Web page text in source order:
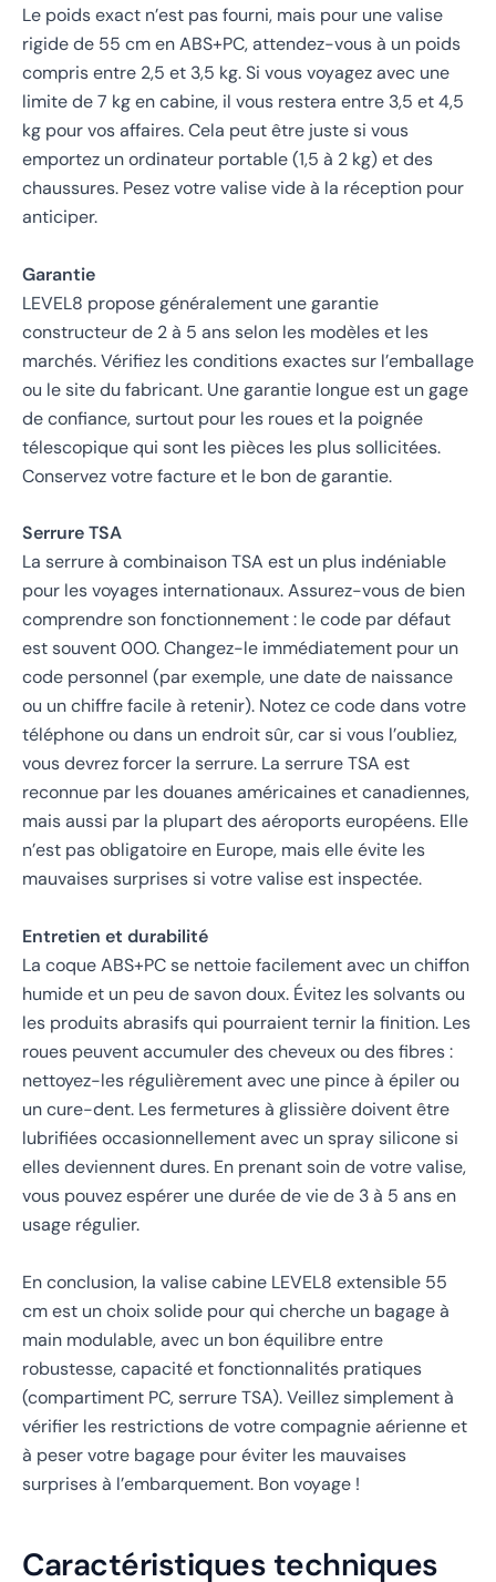
Le poids exact n’est pas fourni, mais pour une valise
rigide de 55 cm en ABS+PC, attendez-vous à un poids
compris entre 2,5 et 3,5 kg. Si vous voyagez avec une
limite de 7 kg en cabine, il vous restera entre 3,5 et 4,5
kg pour vos affaires. Cela peut être juste si vous
emportez un ordinateur portable (1,5 à 2 kg) et des
chaussures. Pesez votre valise vide à la réception pour
anticiper.
Garantie
LEVEL8 propose généralement une garantie
constructeur de 2 à 5 ans selon les modèles et les
marchés. Vérifiez les conditions exactes sur l’emballage
ou le site du fabricant. Une garantie longue est un gage
de confiance, surtout pour les roues et la poignée
télescopique qui sont les pièces les plus sollicitées.
Conservez votre facture et le bon de garantie.
Serrure TSA
La serrure à combinaison TSA est un plus indéniable
pour les voyages internationaux. Assurez-vous de bien
comprendre son fonctionnement : le code par défaut
est souvent 000. Changez-le immédiatement pour un
code personnel (par exemple, une date de naissance
ou un chiffre facile à retenir). Notez ce code dans votre
téléphone ou dans un endroit sûr, car si vous l’oubliez,
vous devrez forcer la serrure. La serrure TSA est
reconnue par les douanes américaines et canadiennes,
mais aussi par la plupart des aéroports européens. Elle
n’est pas obligatoire en Europe, mais elle évite les
mauvaises surprises si votre valise est inspectée.
Entretien et durabilité
La coque ABS+PC se nettoie facilement avec un chiffon
humide et un peu de savon doux. Évitez les solvants ou
les produits abrasifs qui pourraient ternir la finition. Les
roues peuvent accumuler des cheveux ou des fibres :
nettoyez-les régulièrement avec une pince à épiler ou
un cure-dent. Les fermetures à glissière doivent être
lubrifiées occasionnellement avec un spray silicone si
elles deviennent dures. En prenant soin de votre valise,
vous pouvez espérer une durée de vie de 3 à 5 ans en
usage régulier.
En conclusion, la valise cabine LEVEL8 extensible 55
cm est un choix solide pour qui cherche un bagage à
main modulable, avec un bon équilibre entre
robustesse, capacité et fonctionnalités pratiques
(compartiment PC, serrure TSA). Veillez simplement à
vérifier les restrictions de votre compagnie aérienne et
à peser votre bagage pour éviter les mauvaises
surprises à l’embarquement. Bon voyage !
Caractéristiques techniques